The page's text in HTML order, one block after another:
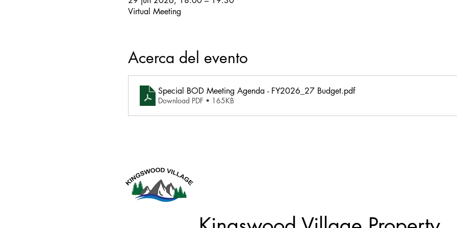
Virtual Meeting
Acerca del evento
Special BOD Meeting Agenda - FY2026_27 Budget.pdf
Download PDF • 165KB